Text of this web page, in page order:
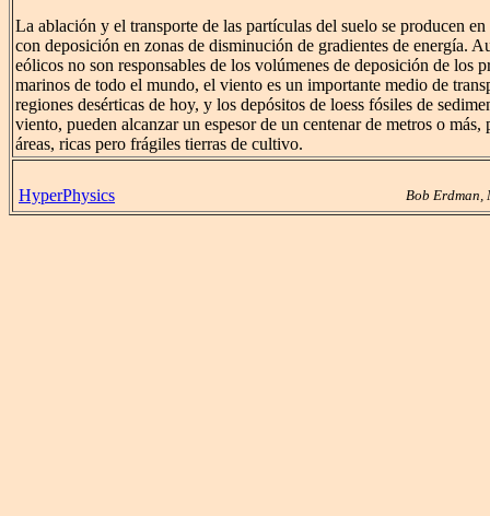
La ablación y el transporte de las partículas del suelo se producen
con deposición en zonas de disminución de gradientes de energía.
eólicos no son responsables de los volúmenes de deposición de los
marinos de todo el mundo, el viento es un importante medio de
regiones desérticas de hoy, y los depósitos de loess fósiles de
viento, pueden alcanzar un espesor de un centenar de metros o más,
áreas, ricas pero frágiles tierras de cultivo.
HyperPhysics Bob Erdman,